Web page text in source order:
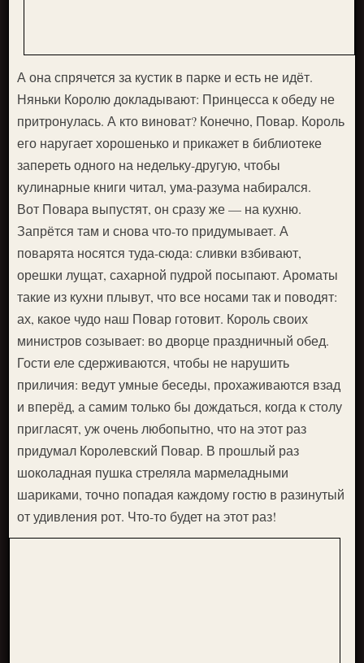
А она спрячется за кустик в парке и есть не идёт.
Няньки Королю докладывают: Принцесса к обеду не
притронулась. А кто виноват? Конечно, Повар. Король
его наругает хорошенько и прикажет в библиотеке
запереть одного на недельку-другую, чтобы
кулинарные книги читал, ума-разума набирался.
Вот Повара выпустят, он сразу же — на кухню.
Запрётся там и снова что-то придумывает. А
поварята носятся туда-сюда: сливки взбивают,
орешки лущат, сахарной пудрой посыпают. Ароматы
такие из кухни плывут, что все носами так и поводят:
ах, какое чудо наш Повар готовит. Король своих
министров созывает: во дворце праздничный обед.
Гости еле сдерживаются, чтобы не нарушить
приличия: ведут умные беседы, прохаживаются взад
и вперёд, а самим только бы дождаться, когда к столу
пригласят, уж очень любопытно, что на этот раз
придумал Королевский Повар. В прошлый раз
шоколадная пушка стреляла мармеладными
шариками, точно попадая каждому гостю в разинутый
от удивления рот. Что-то будет на этот раз!